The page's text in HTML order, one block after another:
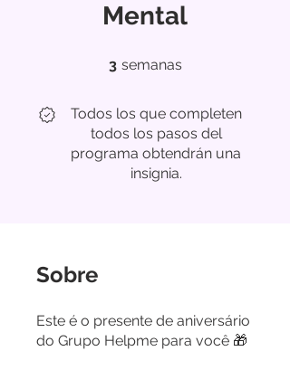
Mental
3 semanas
Todos los que completen
todos los pasos del
programa obtendrán una
insignia.
Sobre
Este é o presente de aniversário
do Grupo Helpme para você 🎁